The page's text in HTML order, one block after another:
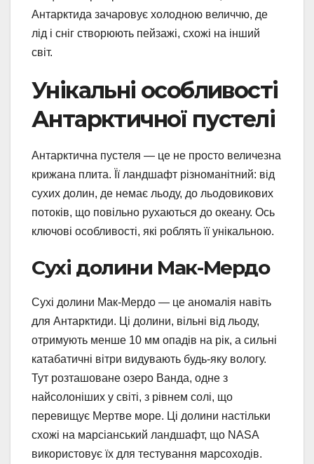
Антарктида зачаровує холодною величчю, де
лід і сніг створюють пейзажі, схожі на інший
світ.
Унікальні особливості
Антарктичної пустелі
Антарктична пустеля — це не просто величезна
крижана плита. Її ландшафт різноманітний: від
сухих долин, де немає льоду, до льодовикових
потоків, що повільно рухаються до океану. Ось
ключові особливості, які роблять її унікальною.
Сухі долини Мак-Мердо
Сухі долини Мак-Мердо — це аномалія навіть
для Антарктиди. Ці долини, вільні від льоду,
отримують менше 10 мм опадів на рік, а сильні
катабатичні вітри видувають будь-яку вологу.
Тут розташоване озеро Ванда, одне з
найсолоніших у світі, з рівнем солі, що
перевищує Мертве море. Ці долини настільки
схожі на марсіанський ландшафт, що NASA
використовує їх для тестування марсоходів.